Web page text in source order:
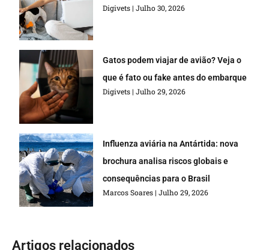
Digivets Julho 30, 2026
Gatos podem viajar de avião? Veja o
que é fato ou fake antes do embarque
Digivets Julho 29, 2026
Influenza aviária na Antártida: nova
brochura analisa riscos globais e
consequências para o Brasil
Marcos Soares Julho 29, 2026
Artigos relacionados